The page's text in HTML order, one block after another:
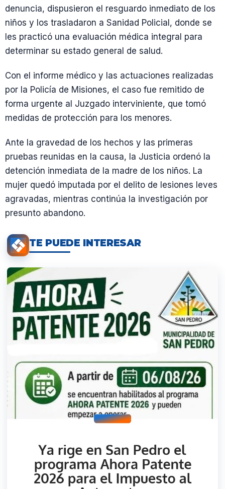
denuncia, dispusieron el resguardo inmediato de los
niños y los trasladaron a Sanidad Policial, donde se
les practicó una evaluación médica integral para
determinar su estado general de salud.
Con el informe médico y las actuaciones realizadas
por la Policía de Misiones, el caso fue remitido de
forma urgente al Juzgado interviniente, que tomó
medidas de protección para los menores.
Ante la gravedad de los hechos y las primeras
pruebas reunidas en la causa, la Justicia ordenó la
detención inmediata de la madre de los niños. La
mujer quedó imputada por el delito de lesiones leves
agravadas, mientras continúa la investigación por
presunto abandono.
TE PUEDE INTERESAR